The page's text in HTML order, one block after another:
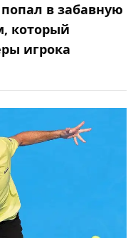
в забавную
который
игрока